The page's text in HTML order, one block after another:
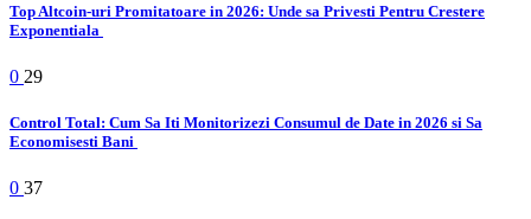
Top Altcoin-uri Promitatoare in 2026: Unde sa Privesti Pentru Crestere
Exponentiala
0 29
Control Total: Cum Sa Iti Monitorizezi Consumul de Date in 2026 si Sa
Economisesti Bani
0 37